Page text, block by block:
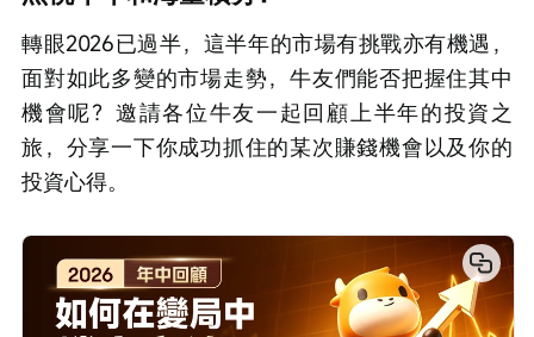
轉眼2026已過半，這半年的市場有挑戰亦有機遇，
面對如此多變的市場走勢，牛友們能否把握住其中
機會呢？邀請各位牛友一起回顧上半年的投資之
旅，分享一下你成功抓住的某次賺錢機會以及你的
投資心得。